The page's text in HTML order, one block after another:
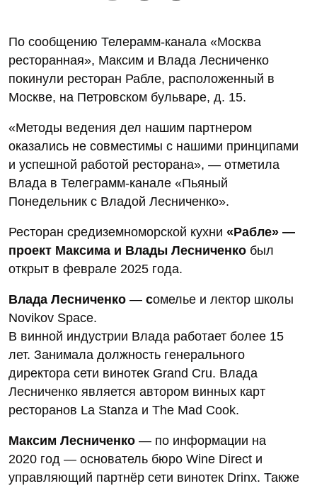
По сообщению Телерамм-канала «Москва
ресторанная», Максим и Влада Лесниченко
покинули ресторан Рабле, расположенный в
Москве, на Петровском бульваре, д. 15.
«Методы ведения дел нашим партнером
оказались не совместимы с нашими принципами
и успешной работой ресторана», — отметила
Влада в Телеграмм-канале «Пьяный
Понедельник с Владой Лесниченко».
Ресторан средиземноморской кухни «Рабле» —
проект Максима и Влады Лесниченко был
открыт в феврале 2025 года.
Влада Лесниченко — сомелье и лектор школы
Novikov Space.
В винной индустрии Влада работает более 15
лет. Занимала должность генерального
директора сети винотек Grand Cru. Влада
Лесниченко является автором винных карт
ресторанов La Stanza и The Mad Cook.
Максим Лесниченко — по информации на
2020 год — основатель бюро Wine Direct и
управляющий партнёр сети винотек Drinx. Также